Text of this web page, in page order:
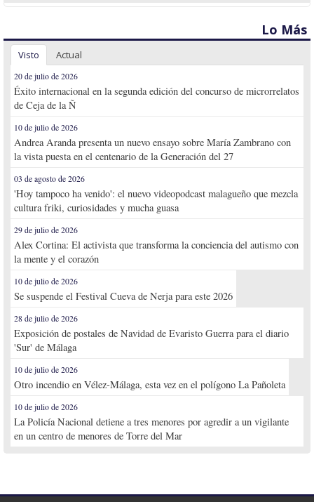
Lo Más
Visto Actual
20 de julio de 2026
Éxito internacional en la segunda edición del concurso de microrrelatos
de Ceja de la Ñ
10 de julio de 2026
Andrea Aranda presenta un nuevo ensayo sobre María Zambrano con
la vista puesta en el centenario de la Generación del 27
03 de agosto de 2026
'Hoy tampoco ha venido': el nuevo videopodcast malagueño que mezcla
cultura friki, curiosidades y mucha guasa
29 de julio de 2026
Alex Cortina: El activista que transforma la conciencia del autismo con
la mente y el corazón
10 de julio de 2026
Se suspende el Festival Cueva de Nerja para este 2026
28 de julio de 2026
Exposición de postales de Navidad de Evaristo Guerra para el diario
'Sur' de Málaga
10 de julio de 2026
Otro incendio en Vélez-Málaga, esta vez en el polígono La Pañoleta
10 de julio de 2026
La Policía Nacional detiene a tres menores por agredir a un vigilante
en un centro de menores de Torre del Mar